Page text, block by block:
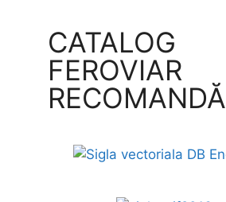
CATALOG
FEROVIAR
RECOMANDĂ